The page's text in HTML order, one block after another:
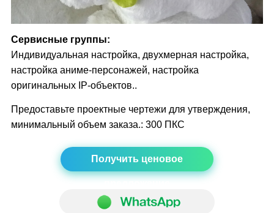
Сервисные группы:
Индивидуальная настройка, двухмерная настройка,
настройка аниме-персонажей, настройка
оригинальных IP-объектов..
Предоставьте проектные чертежи для утверждения,
минимальный объем заказа.: 300 ПКС
Получить ценовое